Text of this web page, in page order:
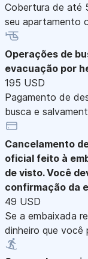
Cobertura de até
seu apartamento
Operações de
evacuação por
195 USD
Pagamento de
busca e
Cancelamento
oficial feito à
de visto. Você
confirmação da
49 USD
Se a embaixada
dinheiro que você